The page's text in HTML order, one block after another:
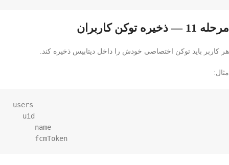
مرحله 11 — ذخیره توکن کاربران
هر کاربر باید توکن اختصاصی خودش را داخل دیتابیس ذخیره کند.
مثال:
users
      fcmToken